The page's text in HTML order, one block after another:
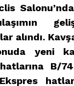
alındı.
yeni
B/